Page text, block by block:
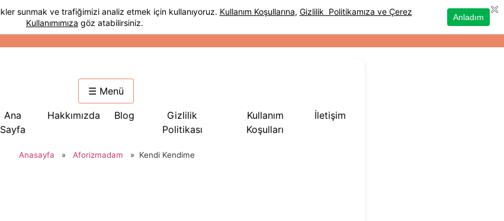
☰ Menü
Ana
Sayfa
Hakkımızda Blog
Gizlilik
Politikası
Kullanım
Koşulları
İletişim
Anasayfa » Aforizmadam » Kendi Kendime